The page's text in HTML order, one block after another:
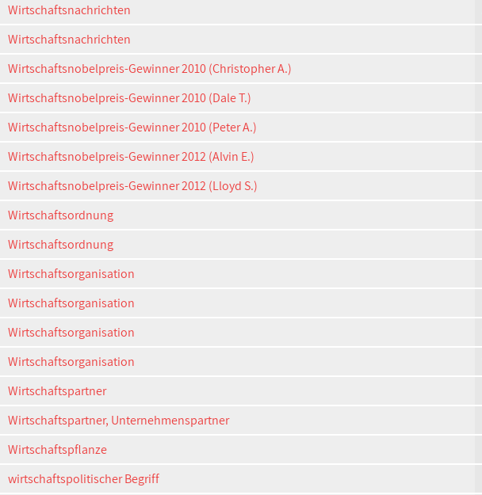
Wirtschaftsnachrichten
Wirtschaftsnachrichten
Wirtschaftsnobelpreis-Gewinner 2010 (Christopher A.)
Wirtschaftsnobelpreis-Gewinner 2010 (Dale T.)
Wirtschaftsnobelpreis-Gewinner 2010 (Peter A.)
Wirtschaftsnobelpreis-Gewinner 2012 (Alvin E.)
Wirtschaftsnobelpreis-Gewinner 2012 (Lloyd S.)
Wirtschaftsordnung
Wirtschaftsordnung
Wirtschaftsorganisation
Wirtschaftsorganisation
Wirtschaftsorganisation
Wirtschaftsorganisation
Wirtschaftspartner
Wirtschaftspartner, Unternehmenspartner
Wirtschaftspflanze
wirtschaftspolitischer Begriff